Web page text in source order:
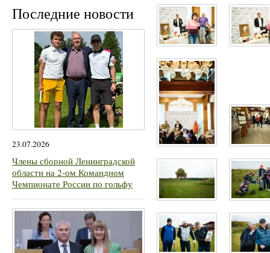
Последние новости
23.07.2026
Члены сборной Ленинградской
области на 2-ом Командном
Чемпионате России по гольфу